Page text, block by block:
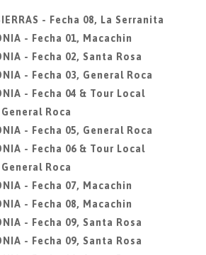
- Fecha 08, La Serranita
- Fecha 01, Macachin
- Fecha 02, Santa Rosa
- Fecha 03, General Roca
- Fecha 04 & Tour Local
Roca
- Fecha 05, General Roca
- Fecha 06 & Tour Local
Roca
- Fecha 07, Macachin
- Fecha 08, Macachin
- Fecha 09, Santa Rosa
- Fecha 09, Santa Rosa